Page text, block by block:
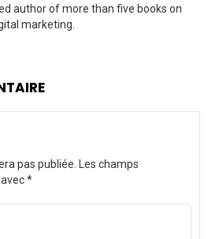
author of more than five books on
marketing.
pas publiée.
Les champs
*